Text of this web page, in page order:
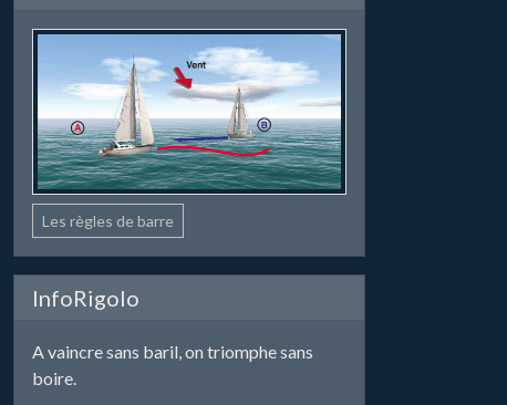
Les règles de barre
InfoRigolo
A vaincre sans baril, on triomphe sans
boire.